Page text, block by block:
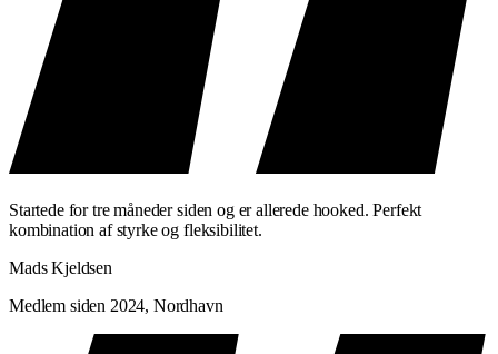
Startede for tre måneder siden og er allerede hooked. Perfekt
kombination af styrke og fleksibilitet.
Mads Kjeldsen
Medlem siden 2024, Nordhavn